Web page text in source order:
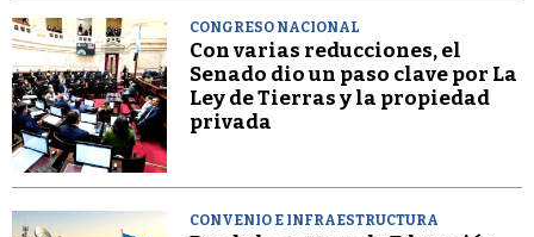
CONGRESO NACIONAL
Con varias reducciones, el
Senado dio un paso clave por La
Ley de Tierras y la propiedad
privada
CONVENIO E INFRAESTRUCTURA